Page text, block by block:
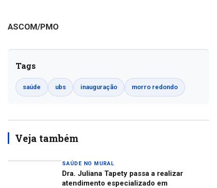
ASCOM/PMO
Tags
saúde ubs inauguração morro redondo
Veja também
SAÚDE NO MURAL
Dra. Juliana Tapety passa a realizar
atendimento especializado em